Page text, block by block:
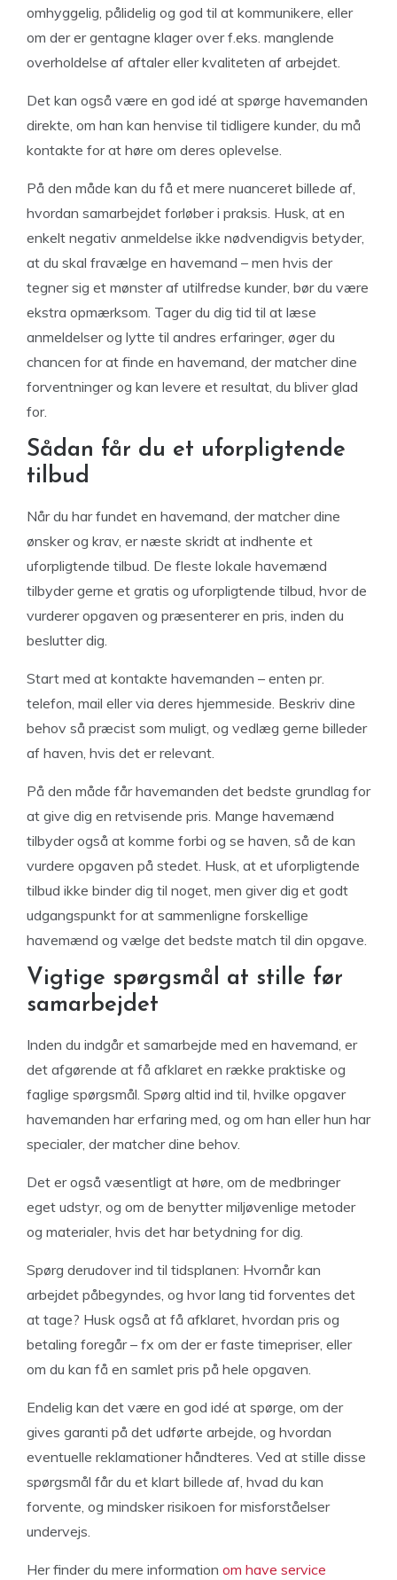
omhyggelig, pålidelig og god til at kommunikere, eller
om der er gentagne klager over f.eks. manglende
overholdelse af aftaler eller kvaliteten af arbejdet.
Det kan også være en god idé at spørge havemanden
direkte, om han kan henvise til tidligere kunder, du må
kontakte for at høre om deres oplevelse.
På den måde kan du få et mere nuanceret billede af,
hvordan samarbejdet forløber i praksis. Husk, at en
enkelt negativ anmeldelse ikke nødvendigvis betyder,
at du skal fravælge en havemand – men hvis der
tegner sig et mønster af utilfredse kunder, bør du være
ekstra opmærksom. Tager du dig tid til at læse
anmeldelser og lytte til andres erfaringer, øger du
chancen for at finde en havemand, der matcher dine
forventninger og kan levere et resultat, du bliver glad
for.
Sådan får du et uforpligtende
tilbud
Når du har fundet en havemand, der matcher dine
ønsker og krav, er næste skridt at indhente et
uforpligtende tilbud. De fleste lokale havemænd
tilbyder gerne et gratis og uforpligtende tilbud, hvor de
vurderer opgaven og præsenterer en pris, inden du
beslutter dig.
Start med at kontakte havemanden – enten pr.
telefon, mail eller via deres hjemmeside. Beskriv dine
behov så præcist som muligt, og vedlæg gerne billeder
af haven, hvis det er relevant.
På den måde får havemanden det bedste grundlag for
at give dig en retvisende pris. Mange havemænd
tilbyder også at komme forbi og se haven, så de kan
vurdere opgaven på stedet. Husk, at et uforpligtende
tilbud ikke binder dig til noget, men giver dig et godt
udgangspunkt for at sammenligne forskellige
havemænd og vælge det bedste match til din opgave.
Vigtige spørgsmål at stille før
samarbejdet
Inden du indgår et samarbejde med en havemand, er
det afgørende at få afklaret en række praktiske og
faglige spørgsmål. Spørg altid ind til, hvilke opgaver
havemanden har erfaring med, og om han eller hun har
specialer, der matcher dine behov.
Det er også væsentligt at høre, om de medbringer
eget udstyr, og om de benytter miljøvenlige metoder
og materialer, hvis det har betydning for dig.
Spørg derudover ind til tidsplanen: Hvornår kan
arbejdet påbegyndes, og hvor lang tid forventes det
at tage? Husk også at få afklaret, hvordan pris og
betaling foregår – fx om der er faste timepriser, eller
om du kan få en samlet pris på hele opgaven.
Endelig kan det være en god idé at spørge, om der
gives garanti på det udførte arbejde, og hvordan
eventuelle reklamationer håndteres. Ved at stille disse
spørgsmål får du et klart billede af, hvad du kan
forvente, og mindsker risikoen for misforståelser
undervejs.
Her finder du mere information om have service